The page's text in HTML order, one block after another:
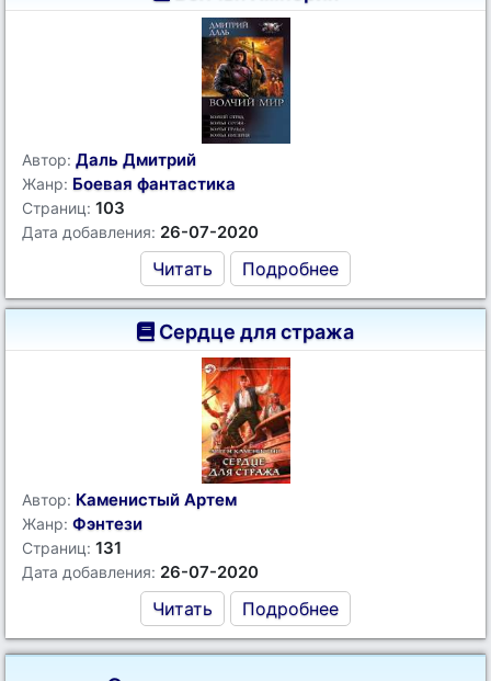
Автор: Даль Дмитрий
Жанр: Боевая фантастика
Страниц: 103
Дата добавления: 26-07-2020
Читать Подробнее
Сердце для стража
Автор: Каменистый Артем
Жанр: Фэнтези
Страниц: 131
Дата добавления: 26-07-2020
Читать Подробнее